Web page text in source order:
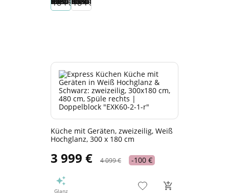
Küche mit Geräten, zweizeilig, Weiß
Hochglanz, 300 x 180 cm
3 999 € 4 099 € -100 €
Glanz